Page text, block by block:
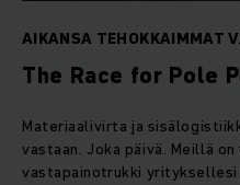
AIKANSA TEHOKKAIMMAT
The Race for Pole
Materiaalivirta ja
vastaan. Joka päivä. Meillä
vastapainotrukki